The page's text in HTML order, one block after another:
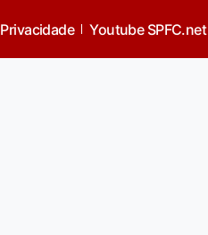
Privacidade Youtube SPFC.net